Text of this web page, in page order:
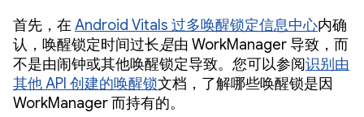
首先，在 Android Vitals 过多唤醒锁定信息中心内确
认，唤醒锁定时间过长是由 WorkManager 导致，而
不是由闹钟或其他唤醒锁定导致。您可以参阅识别由
其他 API 创建的唤醒锁文档，了解哪些唤醒锁是因
WorkManager 而持有的。